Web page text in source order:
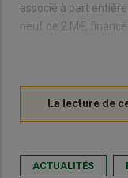
associé à part
neuf de 2 M€,
ACTUALITÉS